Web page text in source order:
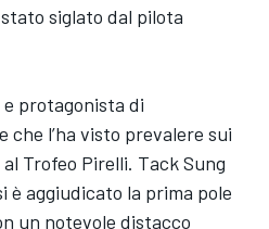
siglato dal pilota
protagonista di
che l’ha visto prevalere sui
Trofeo Pirelli. Tack Sung
è aggiudicato la prima pole
un notevole distacco